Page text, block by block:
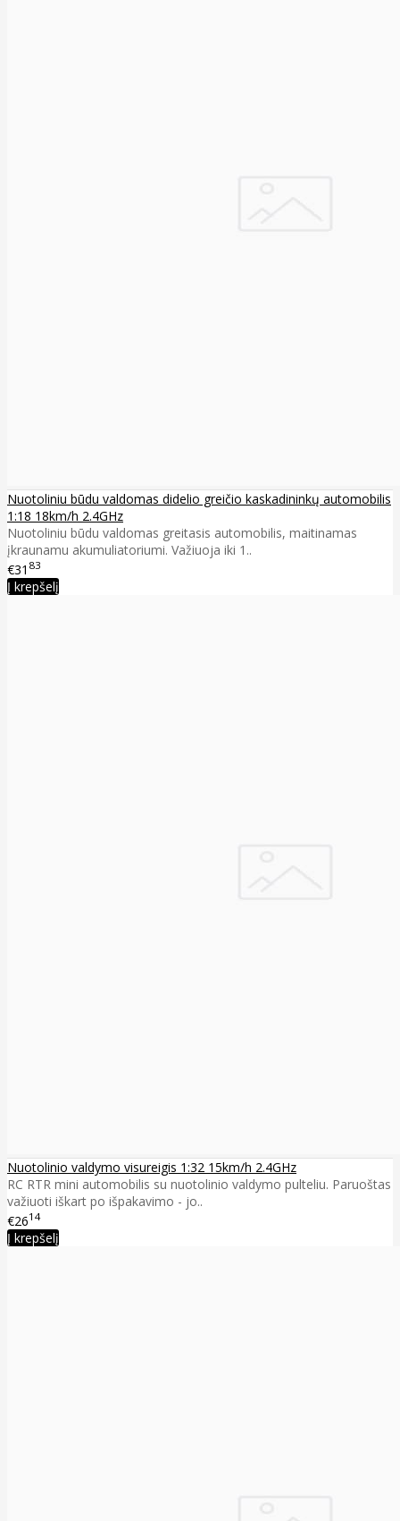
Nuotoliniu būdu valdomas didelio greičio kaskadininkų automobilis
1:18 18km/h 2.4GHz
Nuotoliniu būdu valdomas greitasis automobilis, maitinamas
įkraunamu akumuliatoriumi. Važiuoja iki 1..
€31 83
Į krepšelį
Nuotolinio valdymo visureigis 1:32 15km/h 2.4GHz
RC RTR mini automobilis su nuotolinio valdymo pulteliu. Paruoštas
važiuoti iškart po išpakavimo - jo..
€2614
Į krepšelį